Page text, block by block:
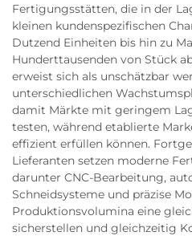
Fertigungsstätten, die in der
kleinen kundenspezifischen
Dutzend Einheiten bis hin zu
Hunderttausenden von Stück
erweist sich als unschätzbar
unterschiedlichen
damit Märkte mit geringem
testen, während etablierte
effizient erfüllen können.
Lieferanten setzen moderne
darunter CNC-Bearbeitung,
Schneidsysteme und präzise
Produktionsvolumina eine
sicherstellen und gleichzeitig